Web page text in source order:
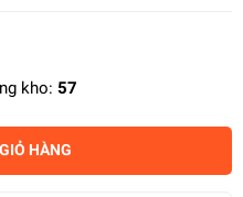
kho: 57
HÀNG